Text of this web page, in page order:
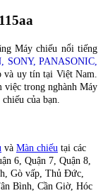
Máy chiếu nổi tiếng
SONY, PANASONIC,
và uy tín tại Việt Nam.
việc trong nghành Máy
của bạn.
và Màn chiếu tại các
6, Quận 7, Quận 8,
Gò vấp, Thủ Đức,
Bình, Cần Giờ, Hóc